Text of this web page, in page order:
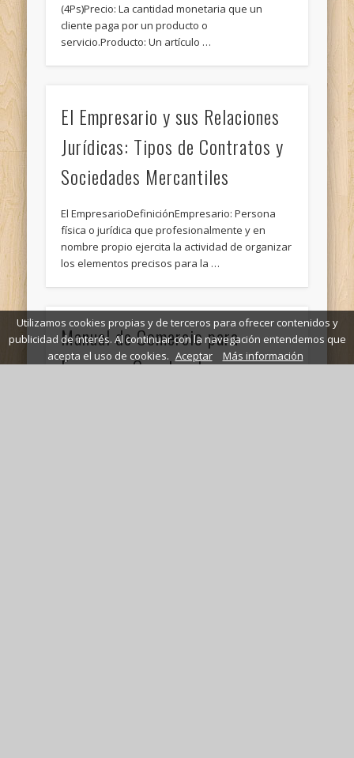
(4Ps)Precio: La cantidad monetaria que un
cliente paga por un producto o
servicio.Producto: Un artículo …
El Empresario y sus Relaciones
Jurídicas: Tipos de Contratos y
Sociedades Mercantiles
El EmpresarioDefiniciónEmpresario: Persona
física o jurídica que profesionalmente y en
nombre propio ejercita la actividad de organizar
los elementos precisos para la …
Manual de Comercio para
Empresas Constructoras
Utilizamos cookies propias y de terceros para ofrecer contenidos y
publicidad de interés. Al continuar con la navegación entendemos que
acepta el uso de cookies. Aceptar Más información